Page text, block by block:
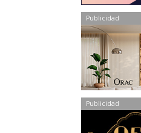
Publicidad
Publicidad